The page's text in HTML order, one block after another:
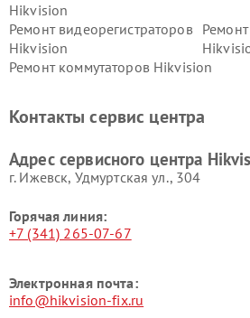
Hikvision
Ремонт видеорегистраторов
Hikvision
Ремонт коммутаторов Hikvision
Контакты сервис центра
Адрес сервисного центра
г. Ижевск, Удмуртская ул., 304
Горячая линия:
+7 (341) 265-07-67
Электронная почта:
info@hikvision-fix.ru